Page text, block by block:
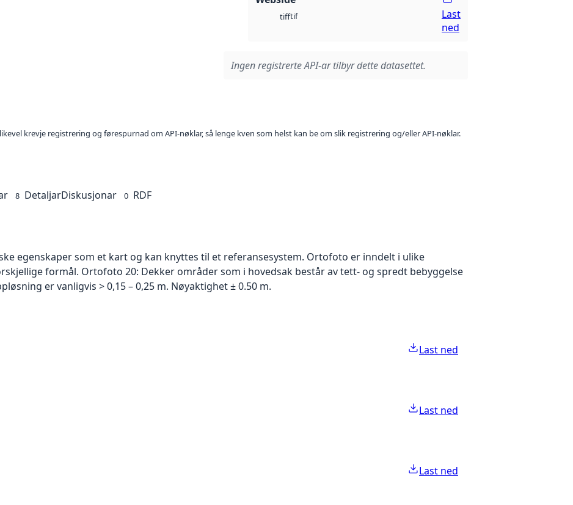
tifftif
Last
ned
Ingen registrerte API-ar tilbyr dette datasettet.
krevje registrering og førespurnad om API-nøklar, så lenge kven som helst kan be om slik registrering og/eller API-nøklar.
8 DetaljarDiskusjonar 0 RDF
egenskaper som et kart og kan knyttes til et referansesystem. Ortofoto er inndelt i ulike
formål. Ortofoto 20: Dekker områder som i hovedsak består av tett- og spredt bebyggelse
er vanligvis > 0,15 – 0,25 m. Nøyaktighet ± 0.50 m.
Last ned
Last ned
Last ned